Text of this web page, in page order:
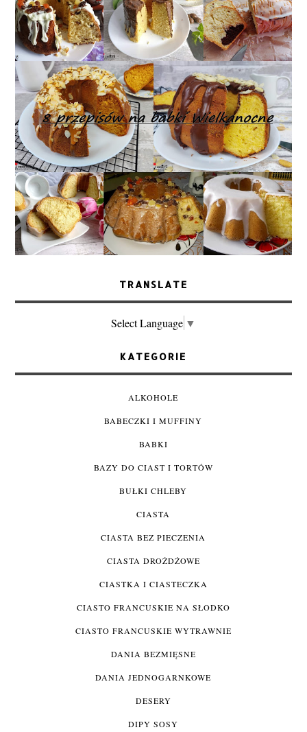
TRANSLATE
Select Language ▼
KATEGORIE
ALKOHOLE
BABECZKI I MUFFINY
BABKI
BAZY DO CIAST I TORTÓW
BUŁKI CHLEBY
CIASTA
CIASTA BEZ PIECZENIA
CIASTA DROŻDŻOWE
CIASTKA I CIASTECZKA
CIASTO FRANCUSKIE NA SŁODKO
CIASTO FRANCUSKIE WYTRAWNIE
DANIA BEZMIĘSNE
DANIA JEDNOGARNKOWE
DESERY
DIPY SOSY